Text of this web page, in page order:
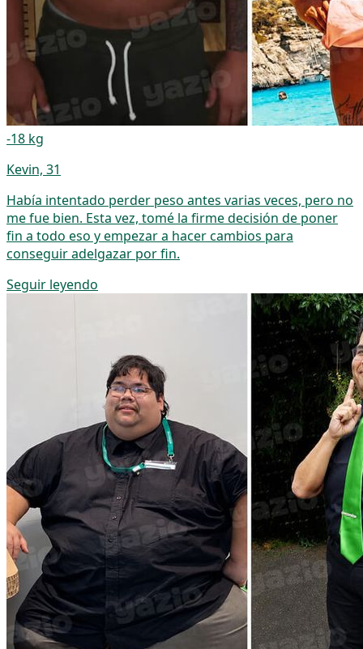
-18 kg
Kevin, 31
Había intentado perder peso antes varias veces, pero no
me fue bien. Esta vez, tomé la firme decisión de poner
fin a todo eso y empezar a hacer cambios para
conseguir adelgazar por fin.
Seguir leyendo